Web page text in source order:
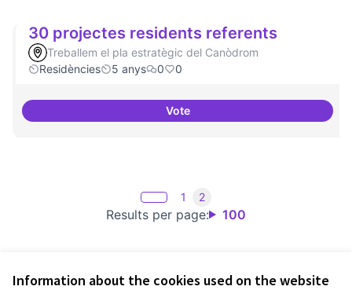
Information about the cookies used on the website
30 projectes residents referents
Treballem el pla estratègic del Canòdrom
Residències
5 anys 0 0
Vote30 projectes residents referents
Results per page: 100
1 2